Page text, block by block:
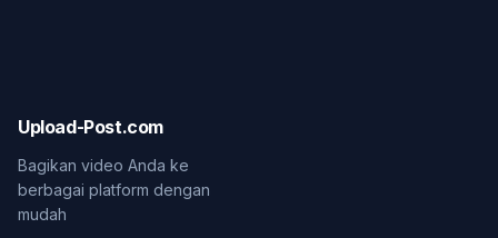
Upload-Post.com
Bagikan video Anda ke
berbagai platform dengan
mudah